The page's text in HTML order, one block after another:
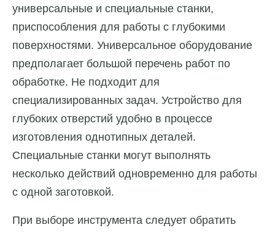
универсальные и специальные станки,
приспособления для работы с глубокими
поверхностями. Универсальное оборудование
предполагает большой перечень работ по
обработке. Не подходит для
специализированных задач. Устройство для
глубоких отверстий удобно в процессе
изготовления однотипных деталей.
Специальные станки могут выполнять
несколько действий одновременно для работы
с одной заготовкой.
При выборе инструмента следует обратить